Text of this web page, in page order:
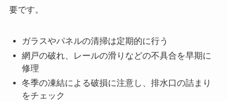
要です。
ガラスやパネルの清掃は定期的に行う
網戸の破れ、レールの滑りなどの不具合を早期に
修理
冬季の凍結による破損に注意し、排水口の詰まり
をチェック